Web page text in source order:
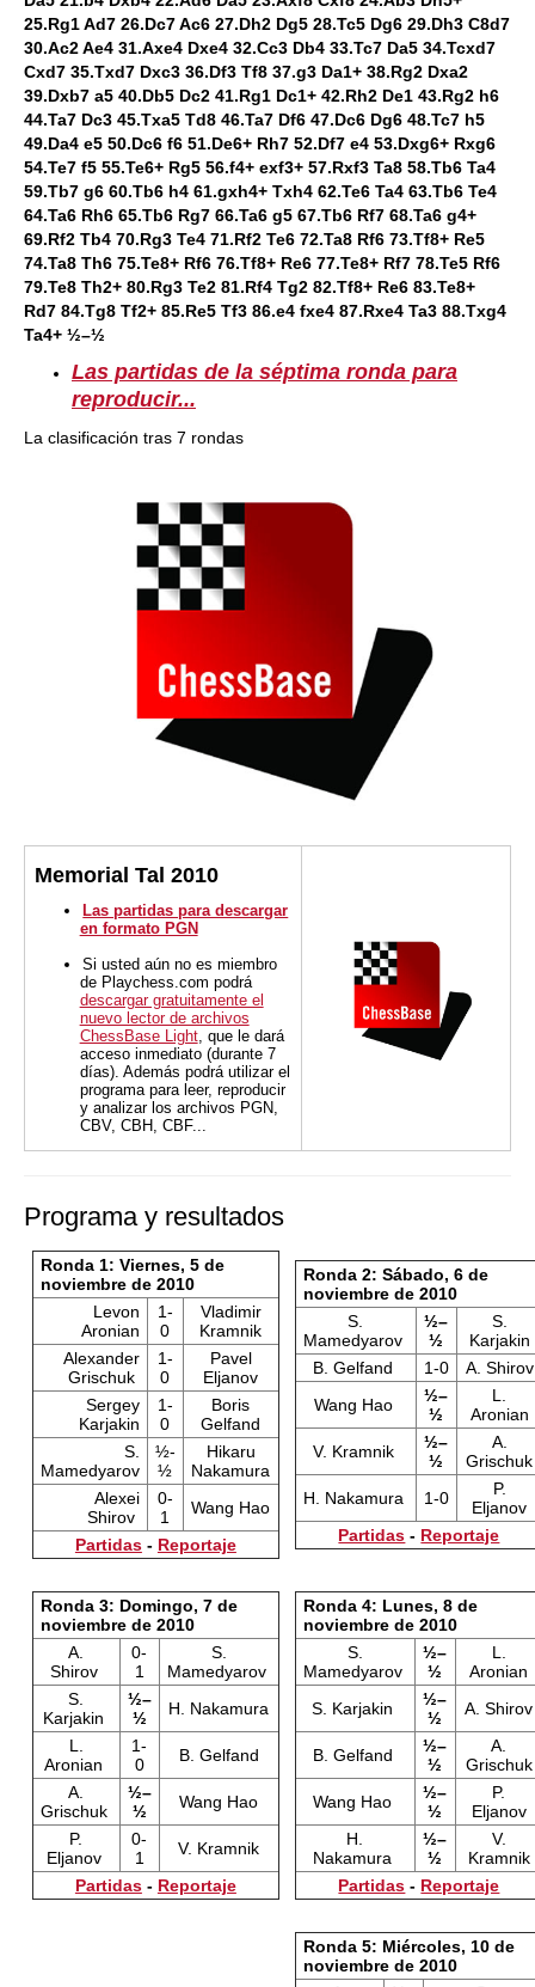
25.Rg1 Ad7 26.Dc7 Ac6 27.Dh2 Dg5 28.Tc5 Dg6 29.Dh3 C8d7
30.Ac2 Ae4 31.Axe4 Dxe4 32.Cc3 Db4 33.Tc7 Da5 34.Tcxd7
Cxd7 35.Txd7 Dxc3 36.Df3 Tf8 37.g3 Da1+ 38.Rg2 Dxa2
39.Dxb7 a5 40.Db5 Dc2 41.Rg1 Dc1+ 42.Rh2 De1 43.Rg2 h6
44.Ta7 Dc3 45.Txa5 Td8 46.Ta7 Df6 47.Dc6 Dg6 48.Tc7 h5
49.Da4 e5 50.Dc6 f6 51.De6+ Rh7 52.Df7 e4 53.Dxg6+ Rxg6
54.Te7 f5 55.Te6+ Rg5 56.f4+ exf3+ 57.Rxf3 Ta8 58.Tb6 Ta4
59.Tb7 g6 60.Tb6 h4 61.gxh4+ Txh4 62.Te6 Ta4 63.Tb6 Te4
64.Ta6 Rh6 65.Tb6 Rg7 66.Ta6 g5 67.Tb6 Rf7 68.Ta6 g4+
69.Rf2 Tb4 70.Rg3 Te4 71.Rf2 Te6 72.Ta8 Rf6 73.Tf8+ Re5
74.Ta8 Th6 75.Te8+ Rf6 76.Tf8+ Re6 77.Te8+ Rf7 78.Te5 Rf6
79.Te8 Th2+ 80.Rg3 Te2 81.Rf4 Tg2 82.Tf8+ Re6 83.Te8+
Rd7 84.Tg8 Tf2+ 85.Re5 Tf3 86.e4 fxe4 87.Rxe4 Ta3 88.Txg4
Ta4+ ½–½
Las partidas de la séptima ronda para
reproducir...
La clasificación tras 7 rondas
Memorial Tal 2010
Las partidas para descargar
en formato PGN
Si usted aún no es miembro
de Playchess.com podrá
descargar gratuitamente el
nuevo lector de archivos
ChessBase Light, que le dará
acceso inmediato (durante 7
días). Además podrá utilizar el
programa para leer, reproducir
y analizar los archivos PGN,
CBV, CBH, CBF...
Programa y resultados
Ronda 1: Viernes, 5 de
noviembre de 2010
Levon
Aronian
1-
0
Vladimir
Kramnik
Alexander
Grischuk
1-
0
Pavel
Eljanov
Sergey
Karjakin
1-
0
Boris
Gelfand
S.
Mamedyarov
½-
½
Hikaru
Nakamura
Alexei
Shirov
0-
1
Wang Hao
Partidas- Reportaje
Ronda 2: Sábado, 6 de
noviembre de 2010
S.
Mamedyarov
½–
½
S.
Karjakin
B. Gelfand
1-0
A. Shirov
Wang Hao
½–
½
L.
Aronian
V. Kramnik
½–
½
A.
Grischuk
H. Nakamura
1-0
P.
Eljanov
Partidas - Reportaje
Ronda 3: Domingo, 7 de
noviembre de 2010
A.
Shirov
0-
1
S.
Mamedyarov
S.
Karjakin
½–
½
H. Nakamura
L.
Aronian
1-
0
B. Gelfand
A.
Grischuk
½–
½
Wang Hao
P.
Eljanov
0-
1
V. Kramnik
Partidas- Reportaje
Ronda 4: Lunes, 8 de
noviembre de 2010
S.
Mamedyarov
½–
½
L.
Aronian
S. Karjakin
½–
½
A. Shirov
B. Gelfand
½–
½
A.
Grischuk
Wang Hao
½–
½
P.
Eljanov
H.
Nakamura
½–
½
V.
Kramnik
Partidas - Reportaje
Ronda 5: Miércoles, 10 de
noviembre de 2010